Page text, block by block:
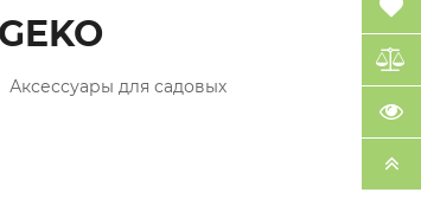
Аксессуары для садовых